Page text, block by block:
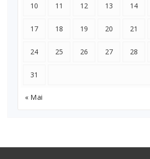
10 11 12 13 14
17 18 19 20 21
24 25 26 27 28
31
« Mai